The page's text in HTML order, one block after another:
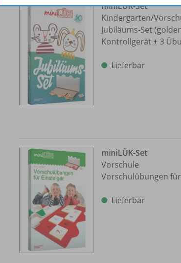
miniLÜK-Set
Kindergarten/
Jubiläums-Set
Kontrollgerät + 3
Lieferbar
miniLÜK-Set
Vorschule
Vorschulübungen
Lieferbar